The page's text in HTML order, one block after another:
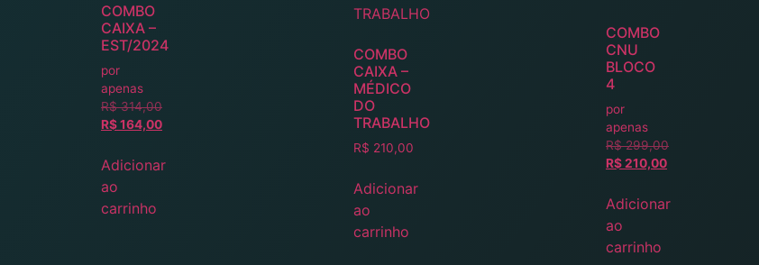
COMBO
CAIXA –
EST/2024
por
apenas
R$314,00
R$164,00
Adicionar
ao
carrinho
COMBO
CAIXA –
MÉDICO
DO
TRABALHO
R$ 210,00
Adicionar
ao
carrinho
COMBO
CNU
BLOCO
4
por
apenas
R$299,00
R$210,00
Adicionar
ao
carrinho